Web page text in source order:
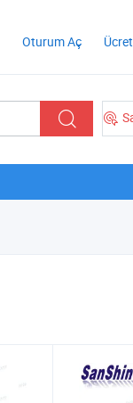
Oturum Aç